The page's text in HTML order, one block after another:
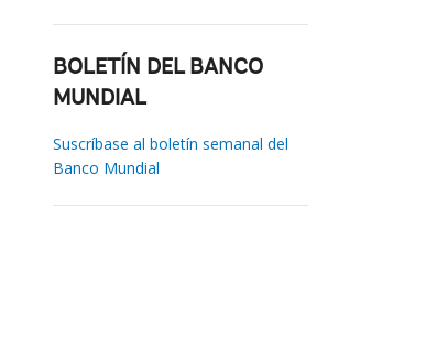
BOLETÍN DEL BANCO
MUNDIAL
Suscríbase al boletín semanal del
Banco Mundial